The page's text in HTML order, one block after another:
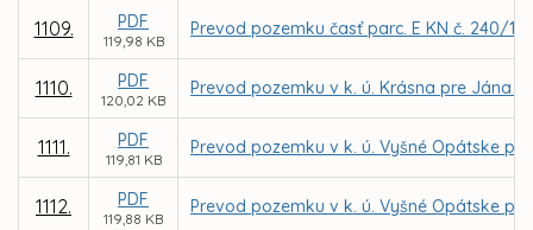
1109. PDF
119,98 KB
Prevod pozemku časť parc. E KN č. 240/
1110. PDF
120,02 KB
Prevod pozemku v k. ú. Krásna pre Jána
1111. PDF
119,81 KB
Prevod pozemku v k. ú. Vyšné Opátske
1112. PDF
119,88 KB
Prevod pozemku v k. ú. Vyšné Opátske